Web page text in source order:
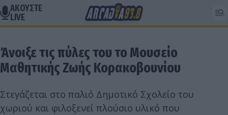
ΑΚΟΥΣΤΕ
LIVE
Άνοιξε τις πύλες του το Μουσείο
Μαθητικής Ζωής Κορακοβουνίου
Στεγάζεται στο παλιό Δημοτικό Σχολείο του
χωριού και φιλοξενεί πλούσιο υλικό που